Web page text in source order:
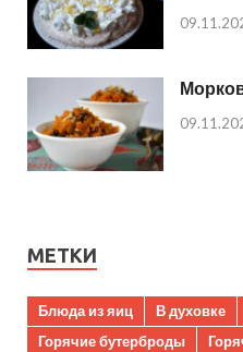
МЕТКИ
Блюда из яиц В духовке
Горячие бутерброды